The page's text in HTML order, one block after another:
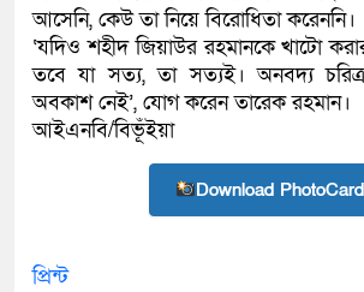
আসেনি, কেউ তা নিয়ে বিরোধিতা করেননি।
‘যদিও শহীদ জিয়াউর রহমানকে খাটো
তবে যা সত্য, তা সত্যই। অনবদ্য
অবকাশ নেই’, যোগ করেন তারেক রহমান।
আইএনবি/বিভূঁইয়া
Download PhotoCard
প্রিন্ট